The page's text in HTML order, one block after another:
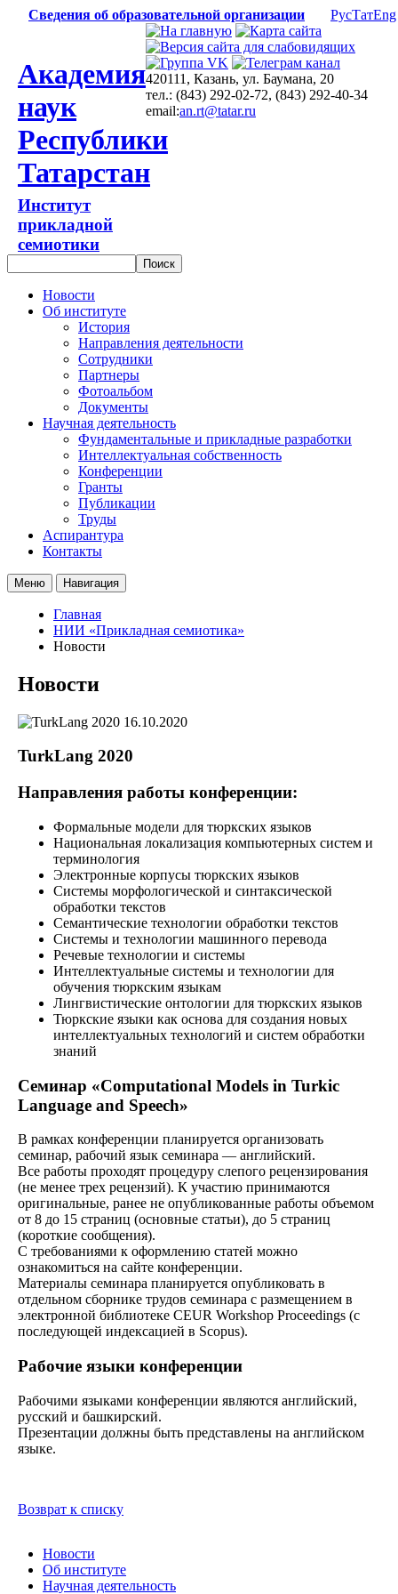
Сведения об образовательной организации РусТатEng
Академия
наук
Республики
Татарстан
Институт
прикладной
семиотики
420111, Казань, ул. Баумана, 20
тел.: (843) 292-02-72, (843) 292-40-34
email:an.rt@tatar.ru
Новости
Об институте
История
Направления деятельности
Сотрудники
Партнеры
Фотоальбом
Документы
Научная деятельность
Фундаментальные и прикладные разработки
Интеллектуальная собственность
Конференции
Гранты
Публикации
Труды
Аспирантура
Контакты
Меню Навигация
Главная
НИИ «Прикладная семиотика»
Новости
Новости
16.10.2020
TurkLang 2020
Направления работы конференции:
Формальные модели для тюркских языков
Национальная локализация компьютерных систем и
терминология
Электронные корпусы тюркских языков
Системы морфологической и синтаксической
обработки текстов
Семантические технологии обработки текстов
Системы и технологии машинного перевода
Речевые технологии и системы
Интеллектуальные системы и технологии для
обучения тюркским языкам
Лингвистические онтологии для тюркских языков
Тюркские языки как основа для создания новых
интеллектуальных технологий и систем обработки
знаний
Cеминар «Computational Models in Turkic
Language and Speech»
В рамках конференции планируется организовать
семинар, рабочий язык семинара — английский.
Все работы проходят процедуру слепого рецензирования
(не менее трех рецензий). К участию принимаются
оригинальные, ранее не опубликованные работы объемом
от 8 до 15 страниц (основные статьи), до 5 страниц
(короткие сообщения).
С требованиями к оформлению статей можно
ознакомиться на сайте конференции.
Материалы семинара планируется опубликовать в
отдельном сборнике трудов семинара с размещением в
электронной библиотеке CEUR Workshop Proceedings (с
последующей индексацией в Scopus).
Рабочие языки конференции
Рабочими языками конференции являются английский,
русский и башкирский.
Презентации должны быть представлены на английском
языке.
Возврат к списку
Новости
Об институте
Научная деятельность